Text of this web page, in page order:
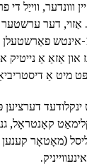
ווונדער, ווייַל
אַזוי, דער ערשטער
אַהער דערמאנט 10-אינטש
אַזאַ אַ נייטיק
מיט אַ
ינקלודעד
קאָנטראָל,
(מאָטאָר